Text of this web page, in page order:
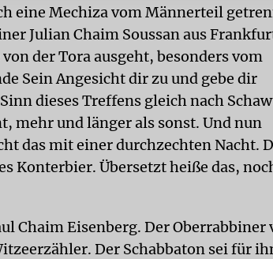
eine Mechiza vom Männerteil
Julian Chaim Soussan aus
der Tora ausgeht, besonders vom
Sein Angesicht dir zu und gebe dir
dieses Treffens gleich nach
mehr und länger als sonst. Und nun
das mit einer durchzechten Nacht.
Konterbier. Übersetzt heiße das,
Chaim Eisenberg. Der Oberrabbiner
Der Schabbaton sei für